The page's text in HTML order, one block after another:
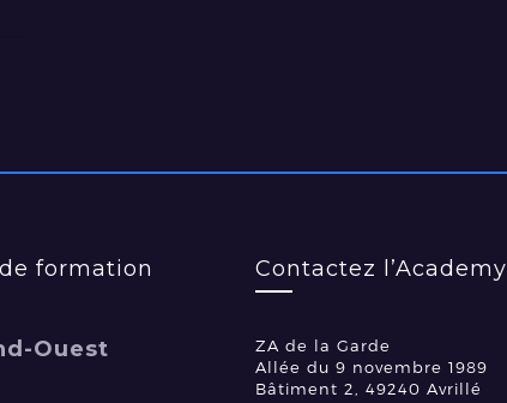
formation
Ouest
Contactez l’Academy
ZA de la Garde
Allée du 9 novembre 1989
Bâtiment 2, 49240 Avrillé